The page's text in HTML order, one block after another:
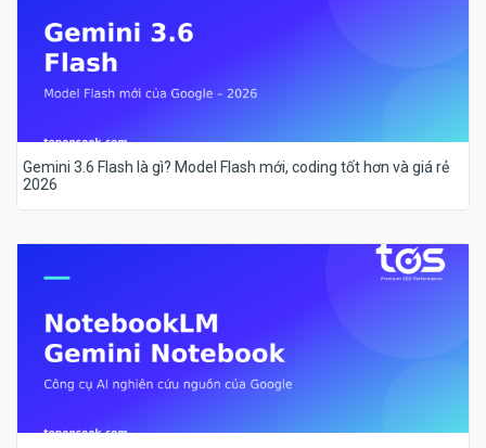
Gemini 3.6 Flash là gì? Model Flash mới, coding tốt hơn và giá rẻ
2026